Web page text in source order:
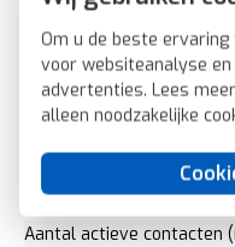
Om u de beste ervaring
voor websiteanalyse
advertenties. Lees
alleen noodzakelijke
Transparant: Nee
Uitvoering oppervlakte:
Met glaszekering: Nee
Geschikt voor
Schakelmateriaalhoogte:
Schakelmateriaaldiepte:
Aantal actieve contacten